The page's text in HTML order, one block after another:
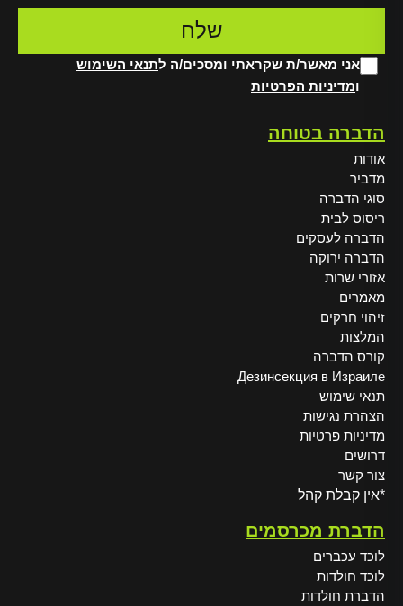
אני מאשר/ת שקראתי ומסכים/ה לתנאי השימוש
ומדיניות הפרטיות
הדברה בטוחה
אודות
מדביר
סוגי הדברה
ריסוס לבית
הדברה לעסקים
הדברה ירוקה
אזורי שרות
מאמרים
זיהוי חרקים
המלצות
קורס הדברה
Дезинсекция в Израиле
תנאי שימוש
הצהרת נגישות
מדיניות פרטיות
דרושים
צור קשר
*אין קבלת קהל
הדברת מכרסמים
לוכד עכברים
לוכד חולדות
הדברת חולדות